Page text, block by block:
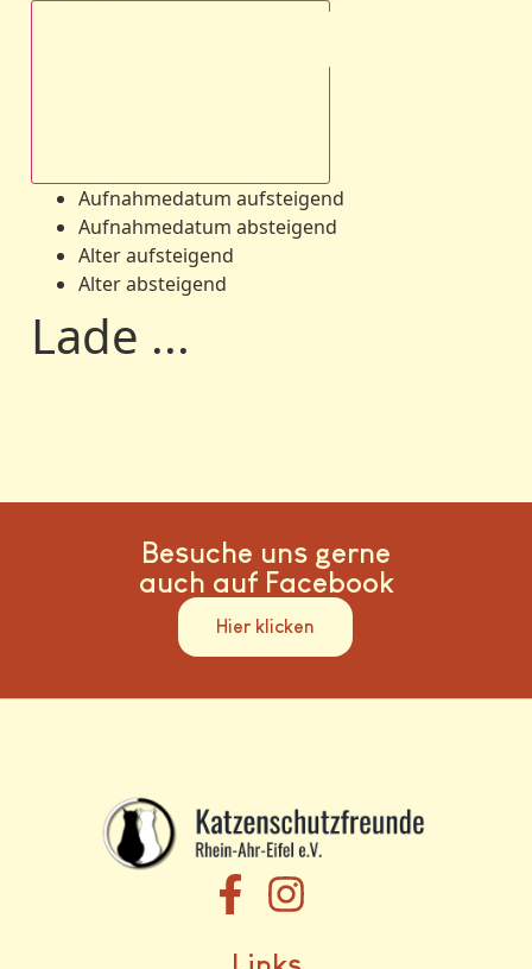
Aufnahmedatum aufsteigend
Aufnahmedatum absteigend
Alter aufsteigend
Alter absteigend
Lade ...
Besuche uns gerne
auch auf Facebook
Hier klicken